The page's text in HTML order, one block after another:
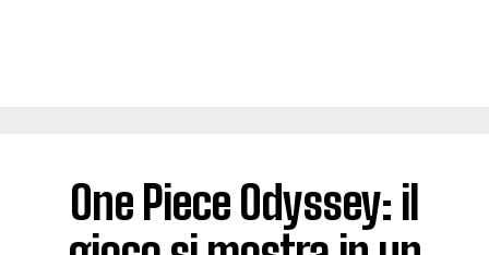
One Piece Odyssey: il